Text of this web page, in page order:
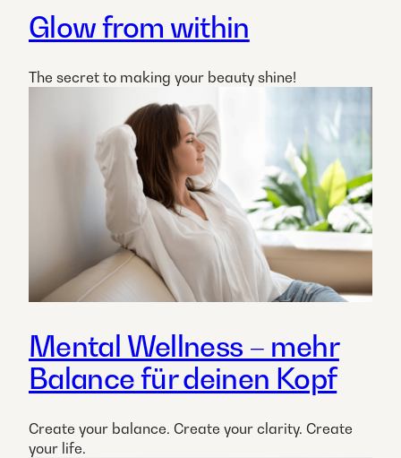
Glow from within
The secret to making your beauty shine!​
Mental Wellness – mehr
Balance für deinen Kopf
Create your balance. Create your clarity. Create
your life.